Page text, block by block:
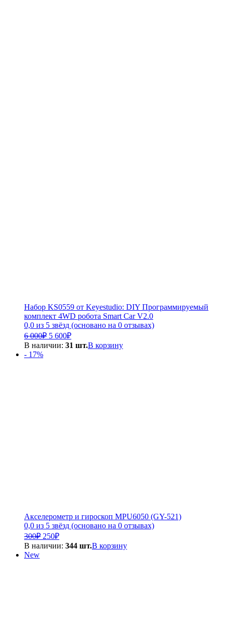
Набор KS0559 от Keyestudio: DIY Программируемый
комплект 4WD робота Smart Car V2.0
0,0 из 5 звёзд (основано на 0 отзывах)
6 000₽ Первоначальная
цена
5 600₽Текущая
цена:
В наличии: 31 шт.В корзину
- 17%
Акселерометр и гироскоп MPU6050 (GY-521)
0,0 из 5 звёзд (основано на 0 отзывах)
300₽ Первоначальная
цена
250₽Текущая
цена:
В наличии: 344 шт.В корзину
New